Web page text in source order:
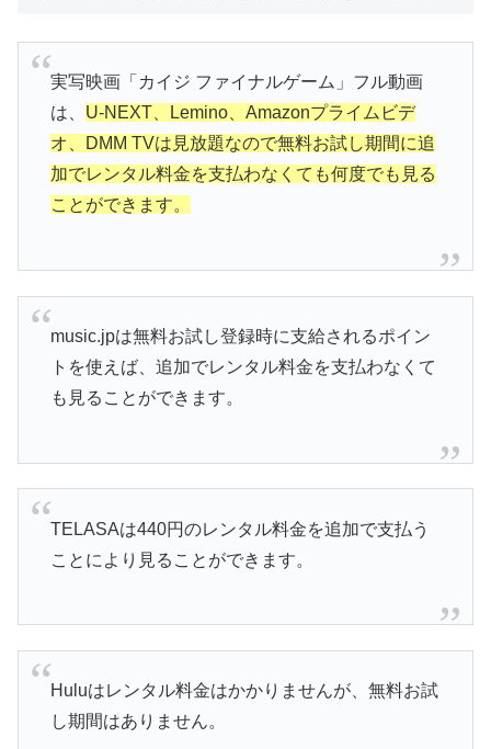
実写映画「カイジ ファイナルゲーム」フル動画
は、 U-NEXT、Lemino、Amazonプライムビデ
オ、DMM TVは見放題なので無料お試し期間に追
加でレンタル料金を支払わなくても何度でも見る
ことができます。
music.jpは無料お試し登録時に支給されるポイン
トを使えば、追加でレンタル料金を支払わなくて
も見ることができます。
TELASAは440円のレンタル料金を追加で支払う
ことにより見ることができます。
Huluはレンタル料金はかかりませんが、無料お試
し期間はありません。